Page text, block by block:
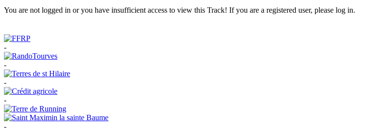
You are not logged in or you have insufficient access to view this Track! If you are a registered user, please log in.
-
-
-
-
-